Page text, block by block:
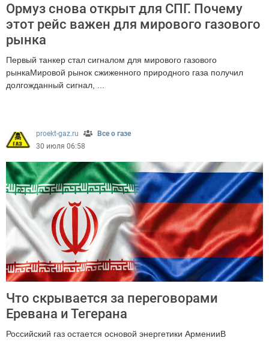
Ормуз снова открыт для СПГ. Почему
этот рейс важен для мирового газового
рынка
Первый танкер стал сигналом для мирового газового
рынкаМировой рынок сжиженного природного газа получил
долгожданный сигнал, ...
proekt-gaz.ru
Все о газе
30 июля 06:58
Что скрывается за переговорами
Еревана и Тегерана
Российский газ остается основой энергетики АрменииВ